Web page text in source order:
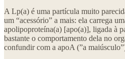
A Lp(a) é uma partícula muito
um “acessório” a mais: ela carrega
apolipoproteína(a) [apo(a)], ligada à
bastante o comportamento dela no
confundir com a apoA (”a